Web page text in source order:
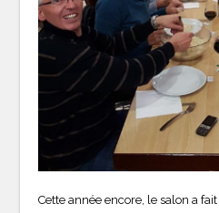
Cette année encore, le salon a fait